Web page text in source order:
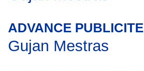
ADVANCE PUBLICITE
Gujan Mestras